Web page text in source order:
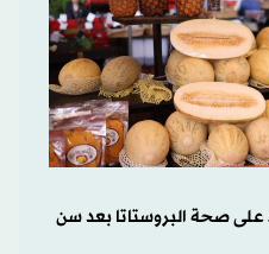
على صحة البروستاتا بعد سن